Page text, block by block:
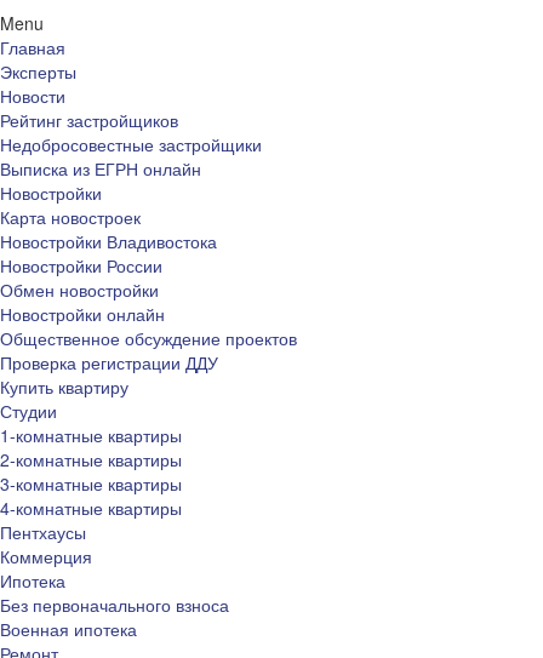
Menu
Главная
Эксперты
Новости
Рейтинг застройщиков
Недобросовестные застройщики
Выписка из ЕГРН онлайн
Новостройки
Карта новостроек
Новостройки Владивостока
Новостройки России
Обмен новостройки
Новостройки онлайн
Общественное обсуждение проектов
Проверка регистрации ДДУ
Купить квартиру
Студии
1-комнатные квартиры
2-комнатные квартиры
3-комнатные квартиры
4-комнатные квартиры
Пентхаусы
Коммерция
Ипотека
Без первоначального взноса
Военная ипотека
Ремонт